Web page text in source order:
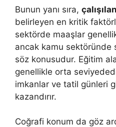
Bunun yanı sıra,
belirleyen en kritik
sektörde maaşlar
ancak kamu sektöründe
söz konusudur. Eğitim
genellikle orta
imkanlar ve tatil günleri
kazandırır.
Coğrafi konum da göz